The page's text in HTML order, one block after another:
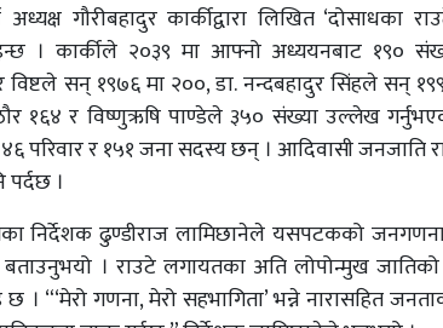
गौरीबहादुर कार्कीद्वारा लिखित ‘दोसाधका
। कार्कीले २०३९ मा आफ्नो अध्ययनबाट १९०
विष्टले सन् १९७६ मा २००, डा. नन्दबहादुर सिंहले सन्
१६४ र विष्णुऋषि पाण्डेले ३५० संख्या उल्लेख
परिवार र १५१ जना सदस्य छन् । आदिवासी जनजाति
।
निर्देशक ढुण्डीराज लामिछानेले यसपटकको
। राउटे लगायतका अति लोपोन्मुख
“‘मेरो गणना, मेरो सहभागिता’ भन्ने नारासहित